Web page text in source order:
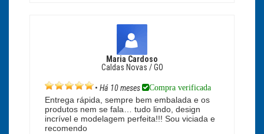
Maria Cardoso
Caldas Novas / GO
• Há 10 meses Compra verificada
Entrega rápida, sempre bem embalada e os
produtos nem se fala… tudo lindo, design
incrível e modelagem perfeita!!! Sou viciada e
recomendo